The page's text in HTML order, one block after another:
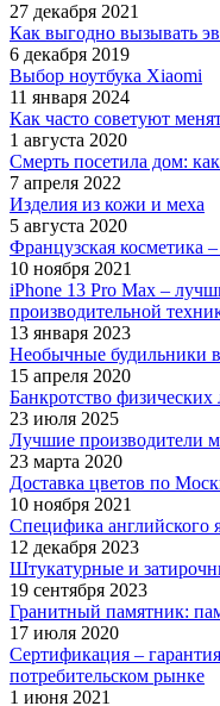
27 декабря 2021
Как выгодно вызывать
6 декабря 2019
Выбор ноутбука Xiaomi
11 января 2024
Как часто советуют
1 августа 2020
Смерть посетила дом:
7 апреля 2022
Изделия из кожи и меха
5 августа 2020
Французская косметика
10 ноября 2021
iPhone 13 Pro Max –
производительной
13 января 2023
Необычные будильники в
15 апреля 2020
Банкротство
23 июля 2025
Лучшие производители
23 марта 2020
Доставка цветов по
10 ноября 2021
Специфика английского
12 декабря 2023
Штукатурные и
19 сентября 2023
Гранитный памятник:
17 июля 2020
Сертификация –
потребительском рынке
1 июня 2021